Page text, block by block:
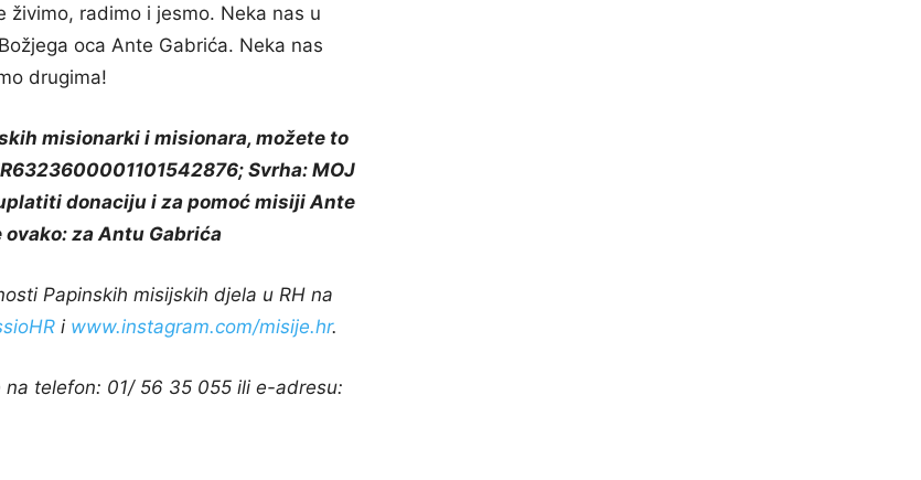
radimo i jesmo. Neka nas u
oca Ante Gabrića. Neka nas
drugima!
misionarki i misionara, možete to
Svrha: MOJ
uplatiti donaciju i za pomoć misiji Ante
za Antu Gabrića
Papinskih misijskih djela u RH na
i www.instagram.com/misije.hr.
telefon: 01/ 56 35 055 ili e-adresu: